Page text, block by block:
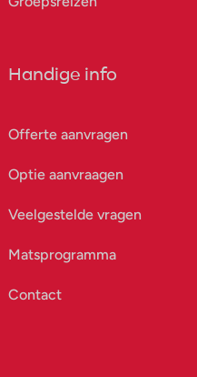
Handige info
Offerte aanvragen
Optie aanvraagen
Veelgestelde vragen
Matsprogramma
Contact